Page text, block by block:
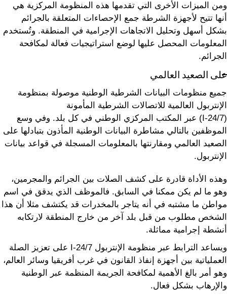
ومن الميزات الأخرى التي تقدمها هذه المنظومة المركزية هي
أنها تتيح لأجهزة الشرطة جمع الإحصاءات المتعلقة بالجرائم
بشكل أسهل وتحليل الاتجاهات الإجرامية في المنطقة. وتُستخدم
المعلومات المحصل عليها لوضع استراتيجيات فعالة لمكافحة
الجرائم.
على الصعيد العالمي
جميع منظومات البيانات الشرطية الوطنية موصولة بمنظومة
الإنتربول العالمية للاتصالات الشرطية المأمونة
(I-24/7) عبر المكتب المركزي الوطني في كل بلد. وفي وسع
الموظفين بالتالي مشاطرة البيانات الوطنية المأذون بتبادلها على
الصعيد العالمي ومقارنتها بالمعلومات المسجلة في قواعد بيانات
الإنتربول.
وهذه الأداة قادرة على كشف الصلات بين الجرائم والمجرمين،
وهو ما لم يكن ممكنا في السابق. فالموظف الذي يدقق في اسم
مواطن ما مشتبه في أنه يتاجر بالمخدرات قد يكتشف مثلا أن هذا
الشخص مطلوب من قبل بلد آخر من خارج المنطقة لارتكابه
أنشطة إجرامية مماثلة.
ويساعد الترابط عبر منظومة الإنتربول I-24/7 على تعزيز الصلة
العملياتية بين أجهزة إنفاذ القانون في غرب أفريقيا وسائر العالم،
وهو أمر بالغ الأهمية لمكافحة الجريمة المنظمة عبر الوطنية
والإرهاب بشكل فعال.